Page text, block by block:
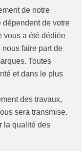
de notre
de votre
vous a été dédiée
faire part de
Toutes
et dans le plus
des travaux,
sera transmise.
la qualité des